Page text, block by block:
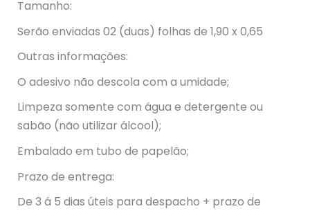
Tamanho:
Serão enviadas 02 (duas) folhas de 1,90 x 0,65
Outras informações:
O adesivo não descola com a umidade;
Limpeza somente com água e detergente ou
sabão (não utilizar álcool);
Embalado em tubo de papelão;
Prazo de entrega:
De 3 á 5 dias úteis para despacho + prazo de